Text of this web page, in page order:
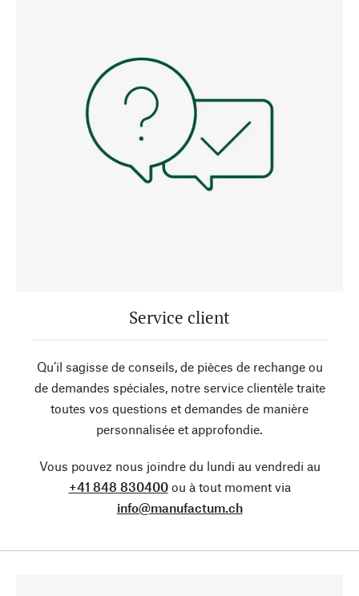
Service client
Qu’il sagisse de conseils, de pièces de rechange ou
de demandes spéciales, notre service clientèle traite
toutes vos questions et demandes de manière
personnalisée et approfondie.
Vous pouvez nous joindre du lundi au vendredi au
+41 848 830400ou à tout moment via
info@manufactum.ch